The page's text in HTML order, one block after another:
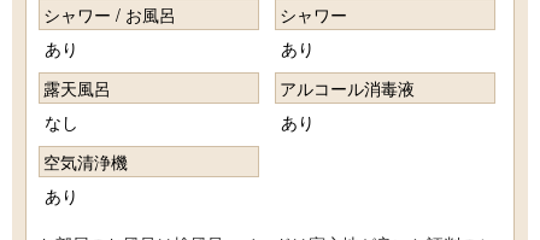
シャワー / お風呂
あり
シャワー
あり
露天風呂
なし
アルコール消毒液
あり
空気清浄機
あり